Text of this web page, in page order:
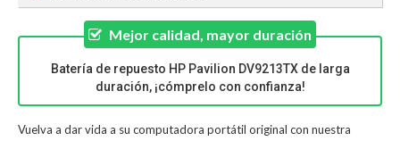
Mejor calidad, mayor duración
Batería de repuesto HP Pavilion DV9213TX de larga
duración, ¡cómprelo con confianza!
Vuelva a dar vida a su computadora portátil original con nuestra